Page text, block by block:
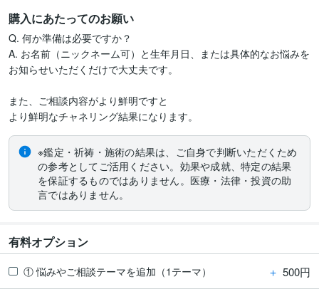
購入にあたってのお願い
Q. 何か準備は必要ですか？
A. お名前（ニックネーム可）と生年月日、または具体的なお悩みを
お知らせいただくだけで大丈夫です。
また、ご相談内容がより鮮明ですと
より鮮明なチャネリング結果になります。
※鑑定・祈祷・施術の結果は、ご自身で判断いただくため
の参考としてご活用ください。効果や成就、特定の結果
を保証するものではありません。医療・法律・投資の助
言ではありません。
有料オプション
① 悩みやご相談テーマを追加（1テーマ） ＋ 500円